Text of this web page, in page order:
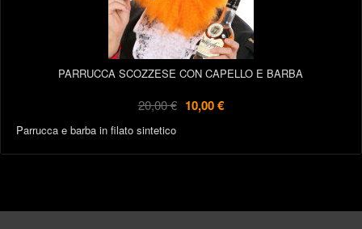
PARRUCCA SCOZZESE CON CAPELLO E BARBA
20,00 € 10,00 €
Parrucca e barba in filato sintetico